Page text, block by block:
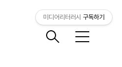
메
미디어리터러시 구독하기